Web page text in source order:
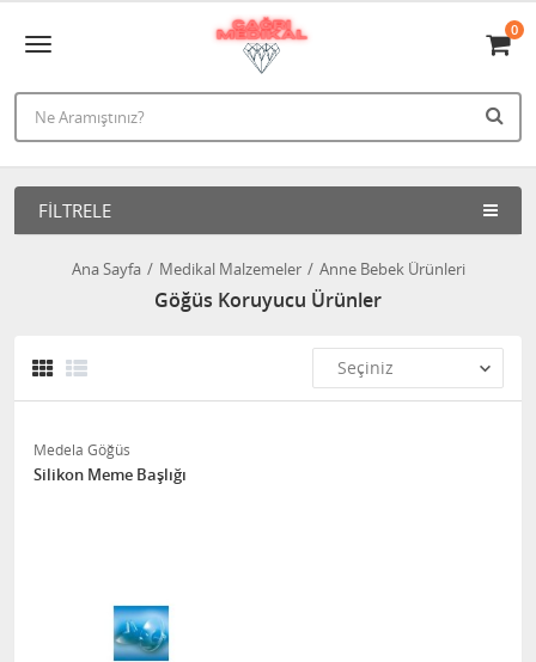
0
FILTRELE
Ana Sayfa Medikal Malzemeler Anne Bebek Ürünleri
Göğüs Koruyucu Ürünler
Medela Göğüs
Silikon Meme Başlığı